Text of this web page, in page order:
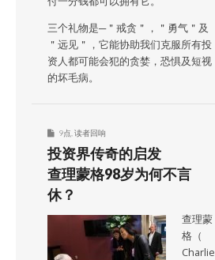
三个礼物是─＂戒贪＂，＂勇气＂及
＂远见＂，它能协助我们克服所有投
资人都可能会犯的贪婪，恐惧及短视
的坏毛病。
9点 读者回响
投资界传奇的启发
查理蒙格98岁为何不言
休？
查理蒙
格（
Charlie